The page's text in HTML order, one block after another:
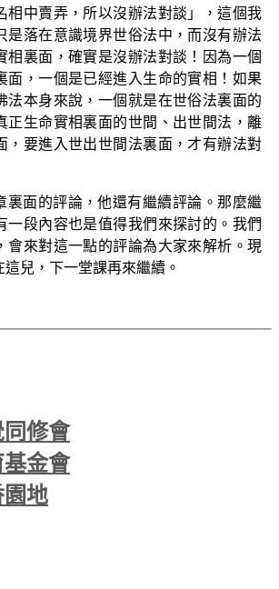
相中賣弄，所以沒辦法對談」，這個我
是落在意識境界世俗法中，而沒有辦法
相裏面，確實是沒辦法對談！因為一個
面，一個是已經進入生命的實相！如果
法本身來說，一個就是在世俗法裏面的
正生命實相裏面的世間、出世間法，離
，要進入世出世間法裏面，才有辦法對
裏面的評論，他還有繼續評論。那麼繼
一段內容也是值得我們來探討的。我們
會來對這一點的評論為大家來解析。現
兒，下一堂課再來繼續。
修會
金會
地